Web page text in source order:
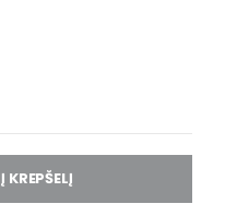
Į KREPŠELĮ